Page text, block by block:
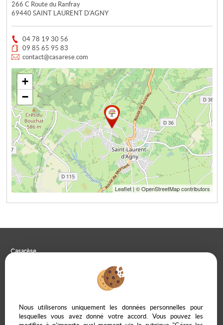
266 C Route du Ranfray
69440 SAINT LAURENT D'AGNY
04 78 19 30 56
09 85 65 95 83
contact@casarese.com
+
−
Leaflet| © OpenStreetMap contributors
Casarèse
09 85 65 95 83
Nous utiliserons uniquement les données personnelles pour
lesquelles vous avez donné votre accord. Vous pouvez les